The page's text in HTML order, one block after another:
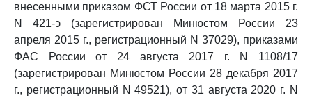
внесенными приказом ФСТ России от 18 марта 2015 г.
N 421-э (зарегистрирован Минюстом России 23
апреля 2015 г., регистрационный N 37029), приказами
ФАС России от 24 августа 2017 г. N 1108/17
(зарегистрирован Минюстом России 28 декабря 2017
г., регистрационный N 49521), от 31 августа 2020 г. N